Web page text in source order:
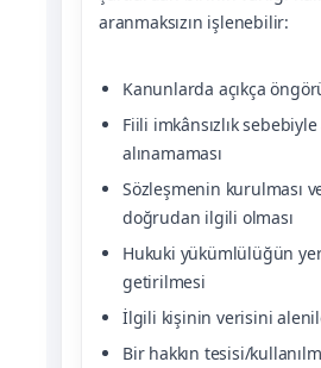
aranmaksızın işlenebilir:
Kanunlarda açıkça
Fiili imkânsızlık sebebiyle
alınamaması
Sözleşmenin kurulması
doğrudan ilgili olması
Hukuki yükümlülüğün
getirilmesi
İlgili kişinin verisini
Bir hakkın tesisi/